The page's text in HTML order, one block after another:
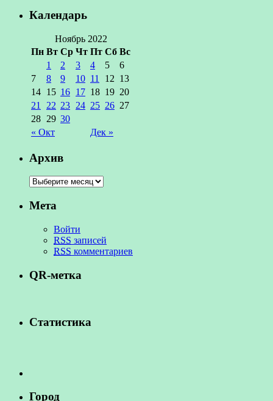
Календарь
Ноябрь 2022
Пн Вт Ср Чт Пт Сб Вс
« Окт Дек »
1 2 3 4 5
6
7
8 9 10 11 12 13
14 15 16 17 18 19 20
21
22 23 24 25 26 27
28 29 30
Архив
Мета
Войти
RSS записей
RSS комментариев
QR-метка
Статистика
Город